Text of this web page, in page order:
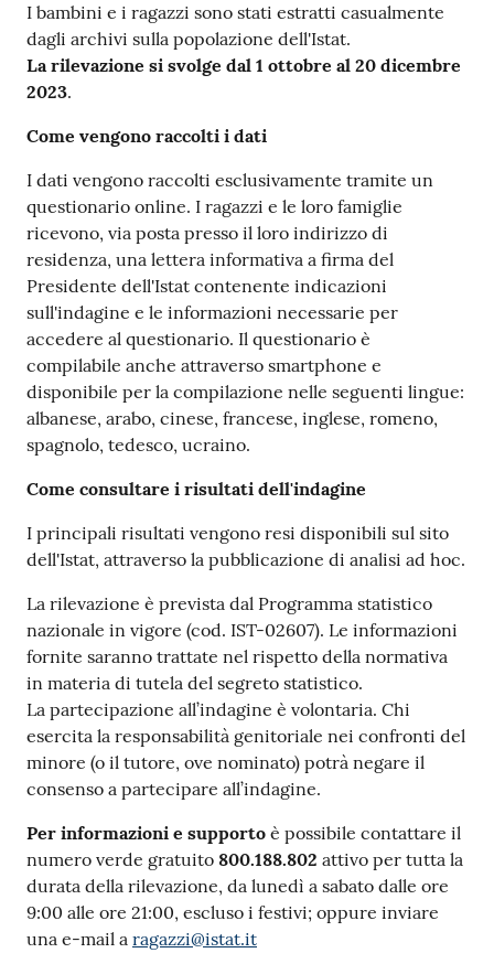
I bambini e i ragazzi sono stati estratti casualmente
dagli archivi sulla popolazione dell'Istat.
La rilevazione si svolge dal 1 ottobre al 20 dicembre
2023.
Come vengono raccolti i dati
I dati vengono raccolti esclusivamente tramite un
questionario online. I ragazzi e le loro famiglie
ricevono, via posta presso il loro indirizzo di
residenza, una lettera informativa a firma del
Presidente dell'Istat contenente indicazioni
sull'indagine e le informazioni necessarie per
accedere al questionario. Il questionario è
compilabile anche attraverso smartphone e
disponibile per la compilazione nelle seguenti lingue:
albanese, arabo, cinese, francese, inglese, romeno,
spagnolo, tedesco, ucraino.
Come consultare i risultati dell'indagine
I principali risultati vengono resi disponibili sul sito
dell'Istat, attraverso la pubblicazione di analisi ad hoc.
La rilevazione è prevista dal Programma statistico
nazionale in vigore (cod. IST-02607). Le informazioni
fornite saranno trattate nel rispetto della normativa
in materia di tutela del segreto statistico.
La partecipazione all’indagine è volontaria. Chi
esercita la responsabilità genitoriale nei confronti del
minore (o il tutore, ove nominato) potrà negare il
consenso a partecipare all’indagine.
Per informazioni e supporto è possibile contattare il
numero verde gratuito 800.188.802 attivo per tutta la
durata della rilevazione, da lunedì a sabato dalle ore
9:00 alle ore 21:00, escluso i festivi; oppure inviare
una e-mail a ragazzi@istat.it